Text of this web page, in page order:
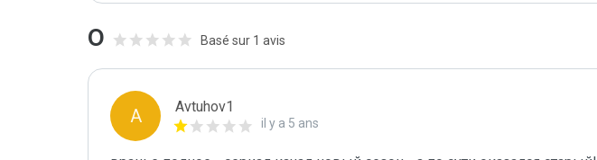
0 Basé sur 1 avis
A Avtuhov1
il y a 5 ans